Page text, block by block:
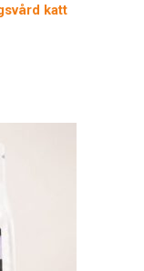
katt